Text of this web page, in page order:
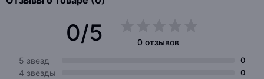
0/5
0 отзывов
5 звезд
0
4 звезды 0